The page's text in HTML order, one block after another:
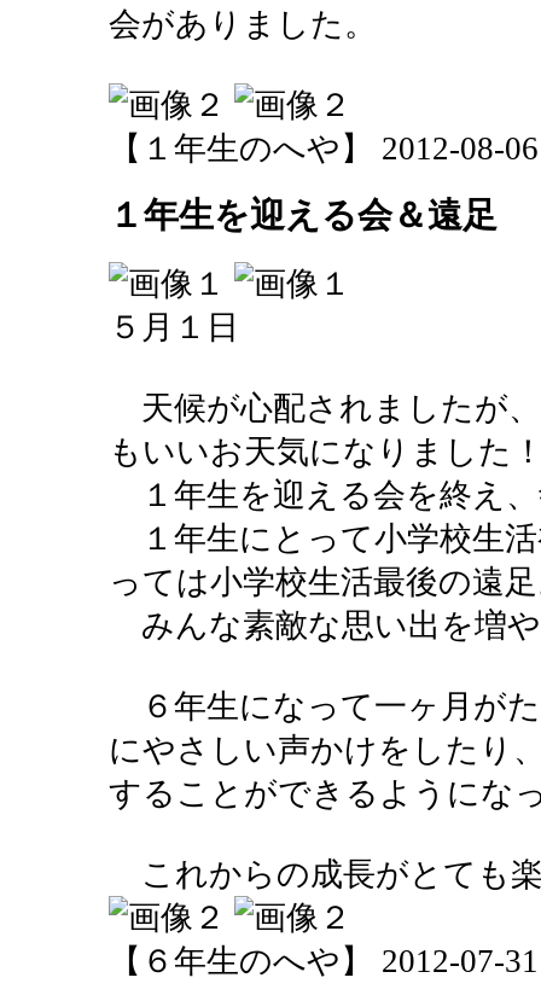
会がありました。
【１年生のへや】 2012-08-
１年生を迎える会＆遠足
５月１日
天候が心配されましたが
もいいお天気になりました
１年生を迎える会を終え
１年生にとって小学校生
っては小学校生活最後の遠
みんな素敵な思い出を増
６年生になって一ヶ月が
にやさしい声かけをしたり
することができるようにな
これからの成長がとても
【６年生のへや】 2012-07-